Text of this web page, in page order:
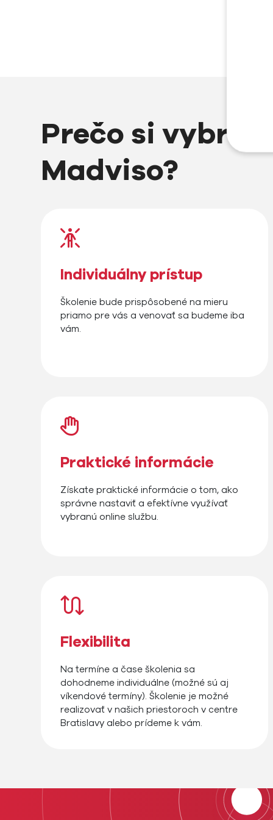
Prečo si vybrať
Madviso?
Individuálny prístup
Školenie bude prispôsobené na mieru
priamo pre vás a venovať sa budeme iba
vám.
Praktické informácie
Získate praktické informácie o tom, ako
správne nastaviť a efektívne využívať
vybranú online službu.
Flexibilita
Na termíne a čase školenia sa
dohodneme individuálne (možné sú aj
víkendové termíny). Školenie je možné
realizovať v našich priestoroch v centre
Bratislavy alebo prídeme k vám.